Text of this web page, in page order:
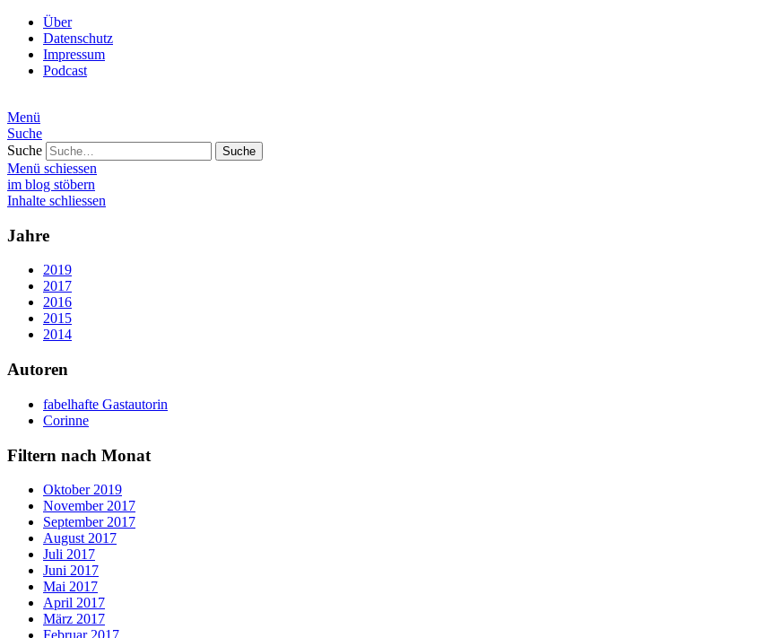
Über
Datenschutz
Impressum
Podcast
Menü
Suche
Suche
Menü schiessen
im blog stöbern
Inhalte schliessen
Jahre
2019
2017
2016
2015
2014
Autoren
fabelhafte Gastautorin
Corinne
Filtern nach Monat
Oktober 2019
November 2017
September 2017
August 2017
Juli 2017
Juni 2017
Mai 2017
April 2017
März 2017